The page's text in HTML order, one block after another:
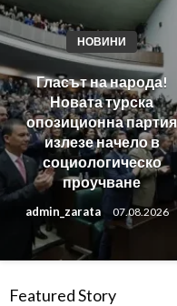
НОВИНИ
Гласът на народа!
Новата турска
опозиционна партия
излезе начело в
социологическо
проучване
admin_zarata 07.08.2026
Featured Story